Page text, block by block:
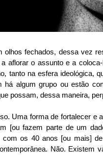
olhos fechados, dessa vez
aflorar o assunto e a
tanto na esfera ideológica,
há algum grupo ou estão
possam, dessa maneira,
Uma forma de fortalecer e
[ou fazem parte de um
com os 40 anos [ou mais]
Não. Existem